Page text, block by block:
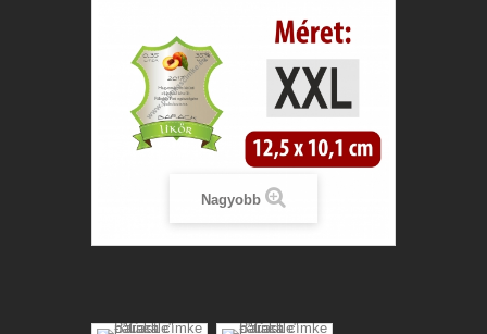
Nagyobb